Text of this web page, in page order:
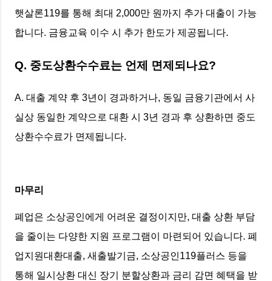
햇살론119를 통해 최대 2,000만 원까지 추가 대출이 가능
합니다. 금융교육 이수 시 추가 한도가 제공됩니다.
Q. 중도상환수수료는 언제 면제되나요?
A. 대출 계약 후 3년이 경과하거나, 동일 금융기관에서 사
실상 동일한 계약으로 대환 시 3년 경과 후 상환하면 중도
상환수수료가 면제됩니다.
마무리
폐업은 소상공인에게 어려운 결정이지만, 대출 상환 부담
을 줄이는 다양한 지원 프로그램이 마련되어 있습니다. 폐
업지원대환대출, 새출발기금, 소상공인119플러스 등을
통해 일시상환 대신 장기 분할상환과 금리 감면 혜택을 받